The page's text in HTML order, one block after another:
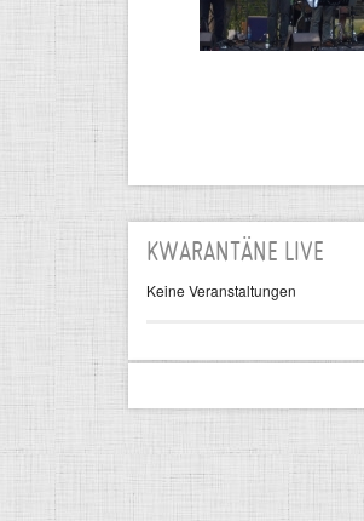
KWARANTÄNE LIVE
Keine Veranstaltungen